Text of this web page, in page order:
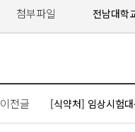
첨부파일 전남대학
이전글 [식약처] 임상시험